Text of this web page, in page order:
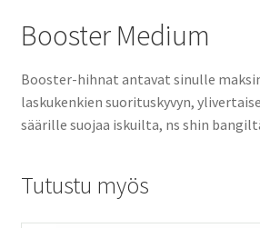
Booster Medium
Booster-hihnat antavat sinulle
laskukenkien suorituskyvyn,
säärille suojaa iskuilta, ns shin
Tutustu myös